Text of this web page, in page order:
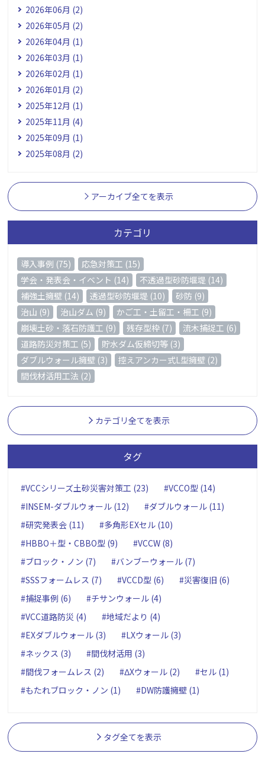
2026年06月 (2)
2026年05月 (2)
2026年04月 (1)
2026年03月 (1)
2026年02月 (1)
2026年01月 (2)
2025年12月 (1)
2025年11月 (4)
2025年09月 (1)
2025年08月 (2)
アーカイブ全てを表示
カテゴリ
導入事例 (75)
応急対策工 (15)
学会・発表会・イベント (14)
不透過型砂防堰堤 (14)
補強土擁壁 (14)
透過型砂防堰堤 (10)
砂防 (9)
治山 (9)
治山ダム (9)
かご工・土留工・柵工 (9)
崩壊土砂・落石防護工 (9)
残存型枠 (7)
流木捕捉工 (6)
道路防災対策工 (5)
貯水ダム仮締切等 (3)
ダブルウォール擁壁 (3)
控えアンカー式L型擁壁 (2)
間伐材活用工法 (2)
カテゴリ全てを表示
タグ
#VCCシリーズ土砂災害対策工 (23)
#VCCO型 (14)
#INSEM-ダブルウォール (12)
#ダブルウォール (11)
#研究発表会 (11)
#多角形EXセル (10)
#HBBO＋型・CBBO型 (9)
#VCCW (8)
#ブロック・ノン (7)
#バンブーウォール (7)
#SSSフォームレス (7)
#VCCD型 (6)
#災害復旧 (6)
#捕捉事例 (6)
#チサンウォール (4)
#VCC道路防災 (4)
#地域だより (4)
#EXダブルウォール (3)
#LXウォール (3)
#ネックス (3)
#間伐材活用 (3)
#間伐フォームレス (2)
#ΔXウォール (2)
#セル (1)
#もたれブロック・ノン (1)
#DW防護擁壁 (1)
タグ全てを表示